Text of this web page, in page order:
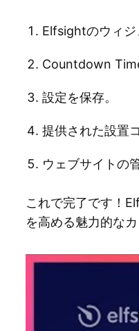
Elfsightのウィジ
Countdown
設定を保存。
提供された設置
ウェブサイトの
これで完了です！
を高める魅力的な